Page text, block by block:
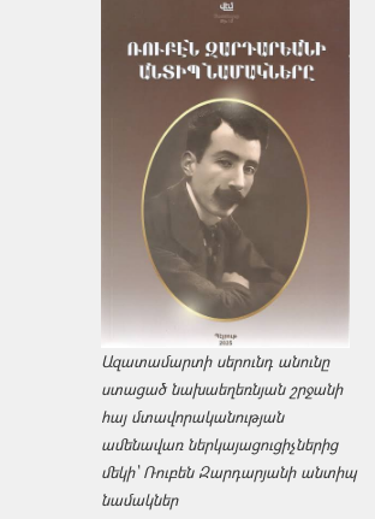
Ազատամարտի սերունդ անունը
ստացած նախաեղեռնյան շրջանի
հայ մտավորականության
ամենավառ ներկայացուցիչներից
մեկի՝ Ռուբեն Զարդարյանի անտիպ
նամակներ